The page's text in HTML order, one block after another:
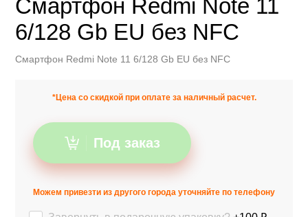
Смартфон Redmi Note 11
6/128 Gb EU без NFC
Смартфон Redmi Note 11 6/128 Gb EU без NFC
*Цена со скидкой при оплате за наличный расчет.
Под заказ
Можем привезти из другого города уточняйте по телефону